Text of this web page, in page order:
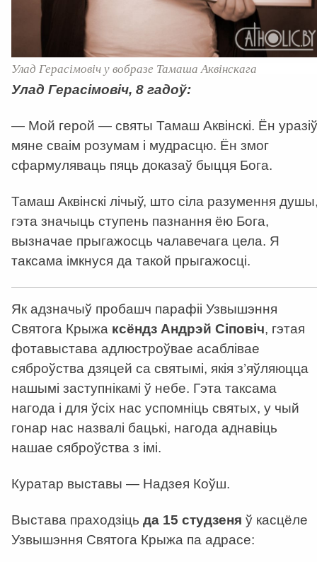
Улад Герасімовіч у вобразе Тамаша Аквінскага
Улад Герасімовіч, 8 гадоў:
— Мой герой — святы Тамаш Аквінскі. Ён уразіў
мяне сваім розумам і мудрасцю. Ён змог
сфармуляваць пяць доказаў быцця Бога.
Тамаш Аквінскі лічыў, што сіла разумення
гэта значыць ступень пазнання ёю Бога,
вызначае прыгажосць чалавечага цела. Я
таксама імкнуся да такой прыгажосці.
Як адзначыў пробашч парафіі Узвышэння
Святога Крыжа ксёндз Андрэй Сіповіч, гэтая
фотавыстава адлюстроўвае асаблівае
сяброўства дзяцей са святымі, якія з’яўляюцца
нашымі заступнікамі ў небе. Гэта таксама
нагода і для ўсіх нас успомніць святых, у чый
гонар нас назвалі бацькі, нагода аднавіць
нашае сяброўства з імі.
Куратар выставы — Надзея Коўш.
Выстава праходзіць да 15 студзеня ў касцёле
Узвышэння Святога Крыжа па адрасе: